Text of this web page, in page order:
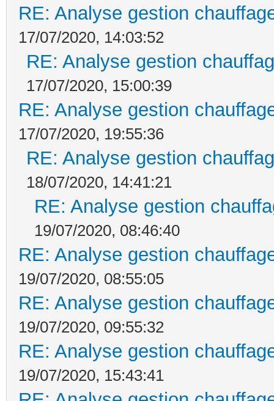
RE: Analyse gestion
17/07/2020, 14:03:52
RE: Analyse gestion
17/07/2020, 15:00:39
RE: Analyse gestion
17/07/2020, 19:55:36
RE: Analyse gestion
18/07/2020, 14:41:21
RE: Analyse gestion
19/07/2020, 08:46:40
RE: Analyse gestion
19/07/2020, 08:55:05
RE: Analyse gestion
19/07/2020, 09:55:32
RE: Analyse gestion
19/07/2020, 15:43:41